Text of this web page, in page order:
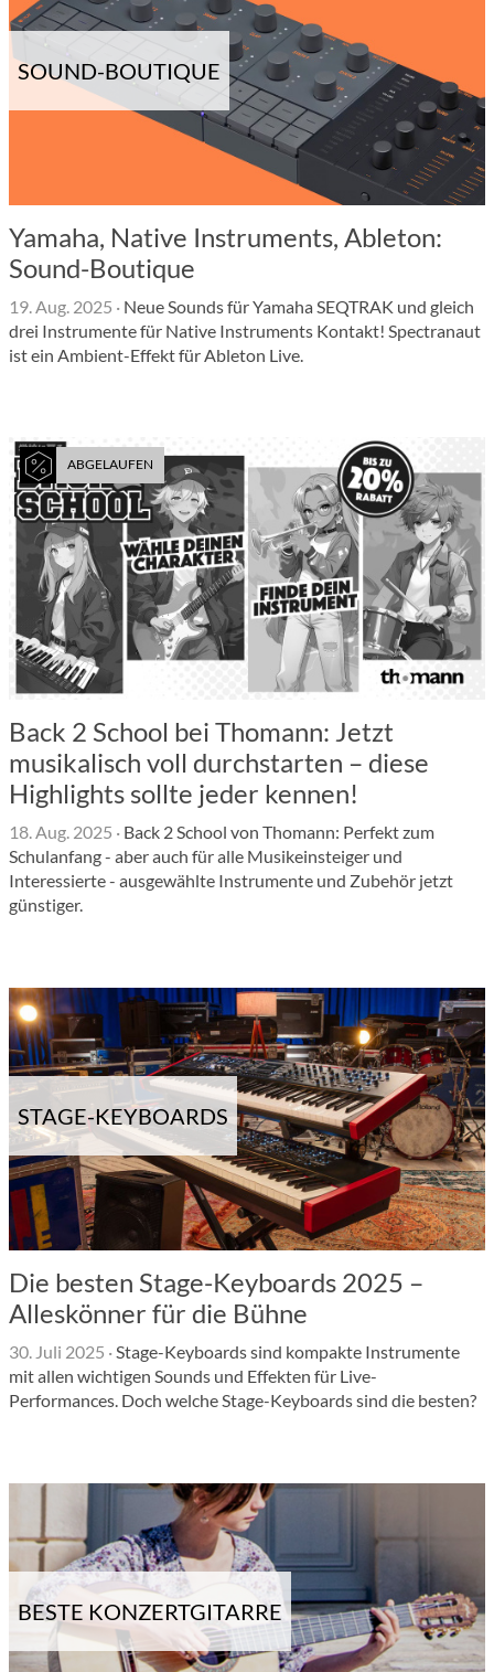
SOUND-BOUTIQUE
Yamaha, Native Instruments, Ableton:
Sound-Boutique
19. Aug. 2025 · Neue Sounds für Yamaha SEQTRAK und gleich
drei Instrumente für Native Instruments Kontakt! Spectranaut
ist ein Ambient-Effekt für Ableton Live.
ABGELAUFEN
Back 2 School bei Thomann: Jetzt
musikalisch voll durchstarten – diese
Highlights sollte jeder kennen!
18. Aug. 2025 · Back 2 School von Thomann: Perfekt zum
Schulanfang - aber auch für alle Musikeinsteiger und
Interessierte - ausgewählte Instrumente und Zubehör jetzt
günstiger.
STAGE-KEYBOARDS
Die besten Stage-Keyboards 2025 –
Alleskönner für die Bühne
30. Juli 2025 ·Stage-Keyboards sind kompakte Instrumente
mit allen wichtigen Sounds und Effekten für Live-
Performances. Doch welche Stage-Keyboards sind die besten?
BESTE KONZERTGITARRE